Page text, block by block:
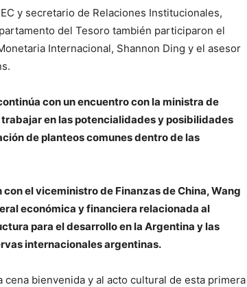
y secretario de Relaciones Institucionales,
del Tesoro también participaron el
Internacional, Shannon Ding y el asesor
con un encuentro con la ministra de
en las potencialidades y posibilidades
de planteos comunes dentro de las
el viceministro de Finanzas de China, Wang
económica y financiera relacionada al
para el desarrollo en la Argentina y las
internacionales argentinas.
bienvenida y al acto cultural de esta primera